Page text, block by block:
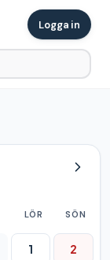
Logga in
LÖR SÖN
1 2